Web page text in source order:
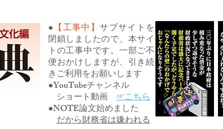
● 【工事中】サブサイトを
閉鎖しましたので、本サイ
トの工事中です。一部ご不
便おかけしますが、引き続
きご利用をお願いします
●YouTubeチャンネル
ショート動画 ☞こちら
●NOTE論文始めました
だから財務省は嫌われる